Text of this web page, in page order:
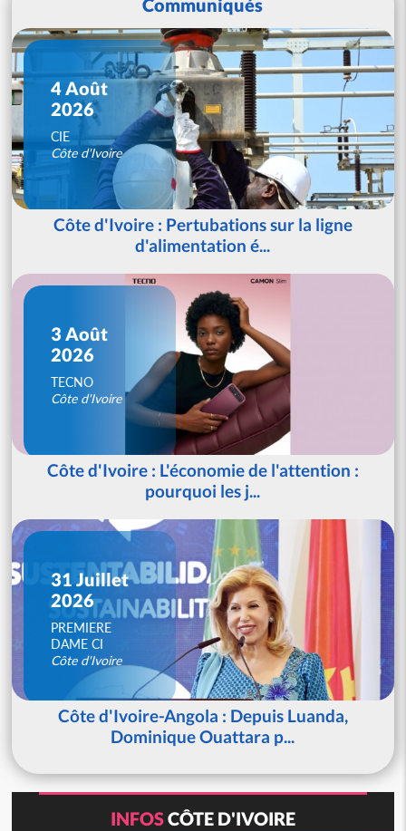
Communiqués
4 Août
2026
CIE
Côte d'Ivoire
Côte d'Ivoire : Pertubations sur la ligne
d'alimentation é...
3 Août
2026
TECNO
Côte d'Ivoire
Côte d'Ivoire : L'économie de l'attention :
pourquoi les j...
31 Juillet
2026
PREMIERE
DAME CI
Côte d'Ivoire
Côte d'Ivoire-Angola : Depuis Luanda,
Dominique Ouattara p...
INFOSCÔTE D'IVOIRE